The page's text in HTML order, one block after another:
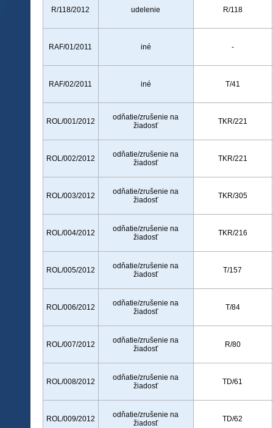
R/118/2012 udelenie R/118
RAF/01/2011 iné -
RAF/02/2011 iné T/41
ROL/001/2012
odňatie/zrušenie na
žiadosť
TKR/221
ROL/002/2012
odňatie/zrušenie na
žiadosť
TKR/221
ROL/003/2012
odňatie/zrušenie na
žiadosť
TKR/305
ROL/004/2012
odňatie/zrušenie na
žiadosť
TKR/216
ROL/005/2012
odňatie/zrušenie na
žiadosť
T/157
ROL/006/2012
odňatie/zrušenie na
žiadosť
T/84
ROL/007/2012
odňatie/zrušenie na
žiadosť
R/80
ROL/008/2012
odňatie/zrušenie na
žiadosť
TD/61
ROL/009/2012
odňatie/zrušenie na
žiadosť
TD/62